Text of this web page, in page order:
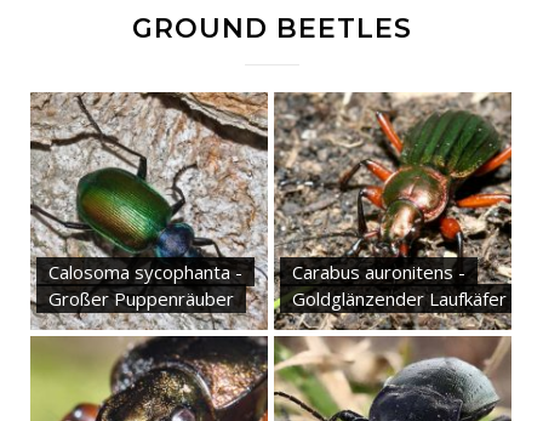
GROUND BEETLES
Calosoma sycophanta -
Großer Puppenräuber
Carabus auronitens -
Goldglänzender Laufkäfer